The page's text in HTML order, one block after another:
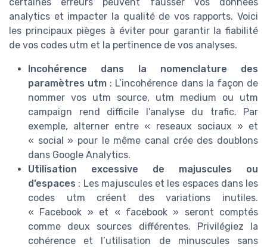
analytics et impacter la qualité de vos rapports. Voici
les principaux pièges à éviter pour garantir la fiabilité
de vos codes utm et la pertinence de vos analyses.
Incohérence dans la nomenclature des
paramètres utm : L’incohérence dans la façon de
nommer vos utm source, utm medium ou utm
campaign rend difficile l’analyse du trafic. Par
exemple, alterner entre « reseaux sociaux » et
« social » pour le même canal crée des doublons
dans Google Analytics.
Utilisation excessive de majuscules ou
d’espaces : Les majuscules et les espaces dans les
codes utm créent des variations inutiles.
« Facebook » et « facebook » seront comptés
comme deux sources différentes. Privilégiez la
cohérence et l’utilisation de minuscules sans